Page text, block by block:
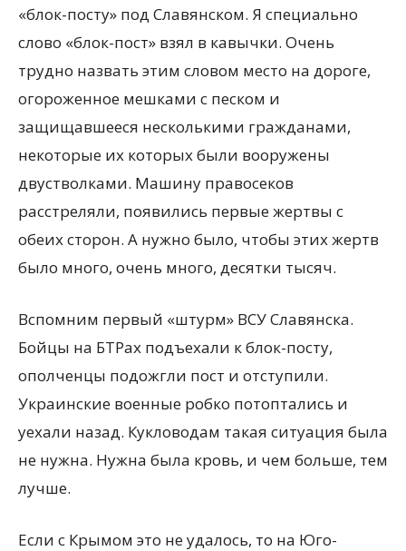
«блок-посту» под Славянском. Я специально
слово «блок-пост» взял в кавычки. Очень
трудно назвать этим словом место на дороге,
огороженное мешками с песком и
защищавшееся несколькими гражданами,
некоторые их которых были вооружены
двустволками. Машину правосеков
расстреляли, появились первые жертвы с
обеих сторон. А нужно было, чтобы этих жертв
было много, очень много, десятки тысяч.
Вспомним первый «штурм» ВСУ Славянска.
Бойцы на БТРах подъехали к блок-посту,
ополченцы подожгли пост и отступили.
Украинские военные робко потоптались и
уехали назад. Кукловодам такая ситуация была
не нужна. Нужна была кровь, и чем больше, тем
лучше.
Если с Крымом это не удалось, то на Юго-